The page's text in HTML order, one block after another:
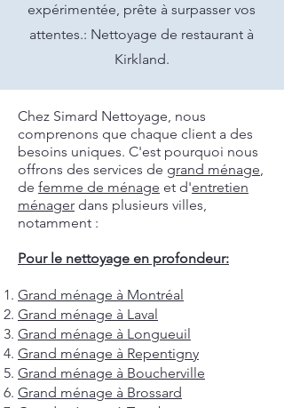
expérimentée, prête à surpasser vos
attentes.: Nettoyage de restaurant à
Kirkland.
Chez Simard Nettoyage, nous
comprenons que chaque client a des
besoins uniques. C'est pourquoi nous
offrons des services de grand ménage,
de femme de ménage et d'entretien
ménager dans plusieurs villes,
notamment :
Pour le nettoyage en profondeur:
Grand ménage à Montréal
Grand ménage à Laval
Grand ménage à Longueuil
Grand ménage à Repentigny
Grand ménage à Boucherville
Grand ménage à Brossard